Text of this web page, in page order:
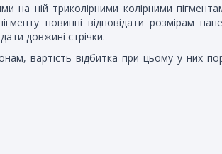
на ній триколірними колірними
повинні відповідати розмірам
довжині стрічки.
вартість відбитка при цьому у них